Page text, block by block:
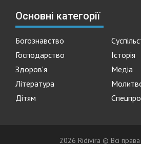
Основні категорії
Богознавство
Господарство
Історія
Здоров'я
Медіа
Література
Дітям
2026 Ridivira © Всі права